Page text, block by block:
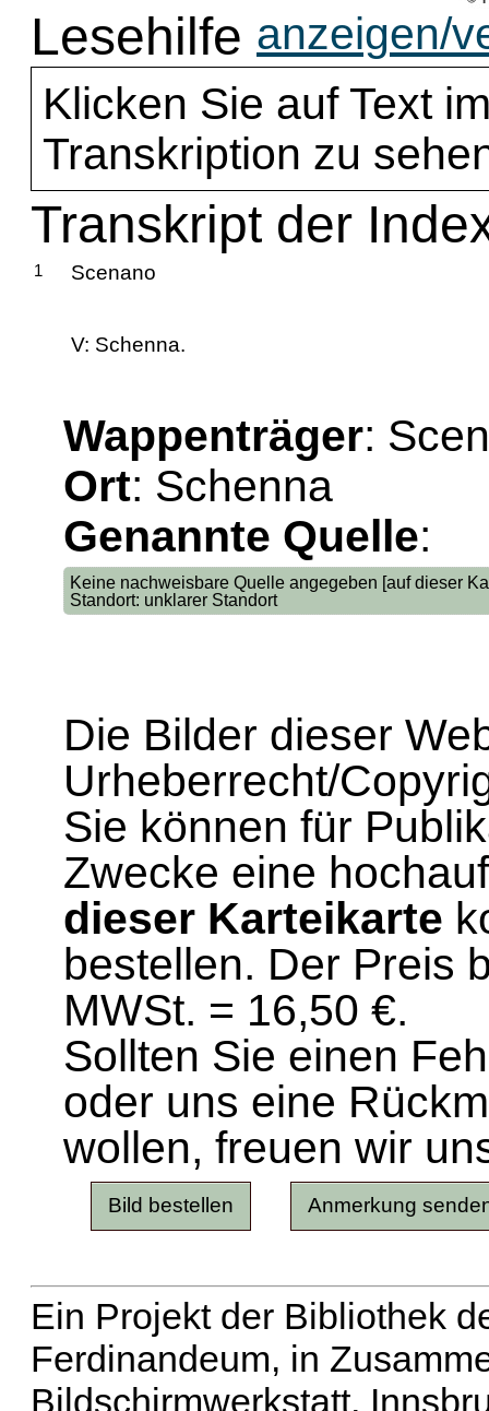
Lesehilfe anzeigen/
Klicken Sie auf Text
Transkription zu
Transkript der
1 Scenano
V: Schenna.
Wappenträger:
Ort: Schenna
Genannte Quelle:
Keine nachweisbare Quelle angegeben [auf dieser
Standort: unklarer Standort
Die Bilder dieser
Urheberrecht/
Sie können für
Zwecke eine
dieser Karteikarte
bestellen. Der Preis
MWSt. = 16,50 €.
Sollten Sie einen
oder uns eine
wollen, freuen wir
Ein Projekt der Bibliothek
Ferdinandeum, in
Bildschirmwerkstatt,